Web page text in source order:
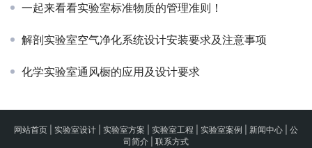
一起来看看实验室标准物质的管理准则！
解剖实验室空气净化系统设计安装要求及注意事项
化学实验室通风橱的应用及设计要求
网站首页 实验室设计 实验室方案 实验室工程 实验室案例 新闻中心
公
司简介
联系方式